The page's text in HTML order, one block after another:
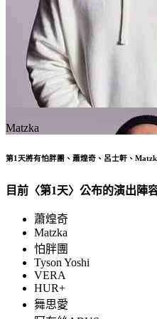
Matzka
第1天將有怕胖團、蕭煌奇、呂士軒、
目前〈第1天〉公布的演出陣
蕭煌奇
Matzka
怕胖團
Tyson Yoshi
VERA
HUR+
舞思愛